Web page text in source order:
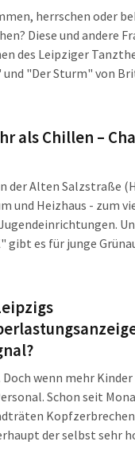
herrschen oder
Diese und andere
des Leipziger
und "Der Sturm" von
als Chillen –
der Alten Salzstraße
und Heizhaus - zum
gibt es für junge
wenn mehr
Schon seit
der selbst sehr